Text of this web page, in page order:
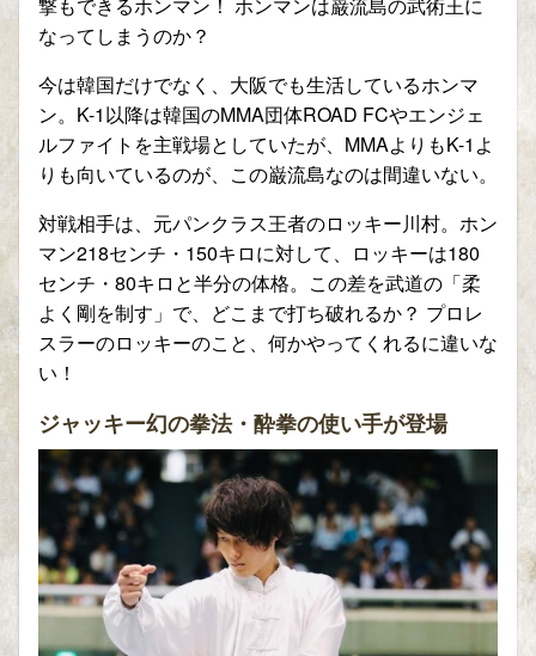
なってしまうのか？
今は韓国だけでなく、大阪でも生活しているホンマ
ン。K-1以降は韓国のMMA団体ROAD FCやエンジェ
ルファイトを主戦場としていたが、MMAよりもK-1よ
りも向いているのが、この巌流島なのは間違いない。
対戦相手は、元パンクラス王者のロッキー川村。ホン
マン218センチ・150キロに対して、ロッキーは180
センチ・80キロと半分の体格。この差を武道の「柔
よく剛を制す」で、どこまで打ち破れるか？ プロレ
スラーのロッキーのこと、何かやってくれるに違いな
い！
ジャッキー幻の拳法・酔拳の使い手が登場